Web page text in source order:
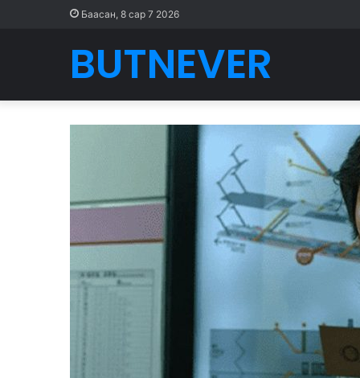
Баасан, 8 сар 7 2026
BUTNEVER